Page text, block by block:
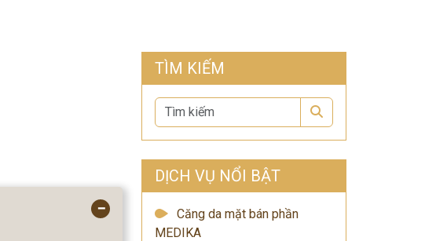
−
TÌM KIẾM
DỊCH VỤ NỔI BẬT
Căng da mặt bán phần
MEDIKA